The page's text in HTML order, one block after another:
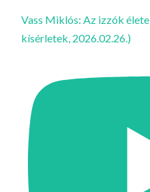
Vass Miklós: Az izzók
kísérletek, 2026.02.26.)